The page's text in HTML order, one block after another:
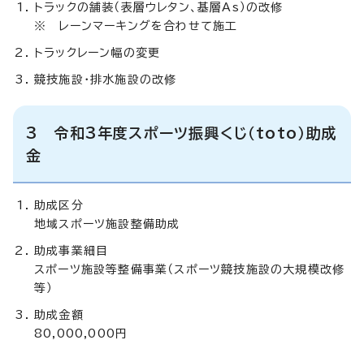
トラックの舗装（表層ウレタン、基層As）の改修
※ レーンマーキングを合わせて施工
トラックレーン幅の変更
競技施設・排水施設の改修
3 令和3年度スポーツ振興くじ（toto）助成
金
助成区分
地域スポーツ施設整備助成
助成事業細目
スポーツ施設等整備事業（スポーツ競技施設の大規模改修
等）
助成金額
80,000,000円